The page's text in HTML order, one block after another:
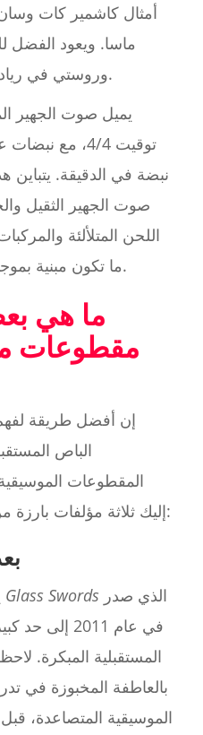
أمثال كاشمير كات
ماسا. ويعود الفضل
وروستي في ريادة هذا النوع من الموسيقى.
يميل صوت الجهير
نبضة في الدقيقة. يتباين
صوت الجهير الثقيل
اللحن المتلألئة
ما تكون مبنية بموجات مربعة ناعمة أو نشطة.
ما هي
مقطوعات
إن أفضل طريقة
الباص
المقطوعات الموسيقية
إليك ثلاثة مؤلفات بارزة من هذا النوع من الموسيقى:
Glass Swords
في عام 2011
المستقبلية المبكرة.
الموسيقية المتصاعدة،